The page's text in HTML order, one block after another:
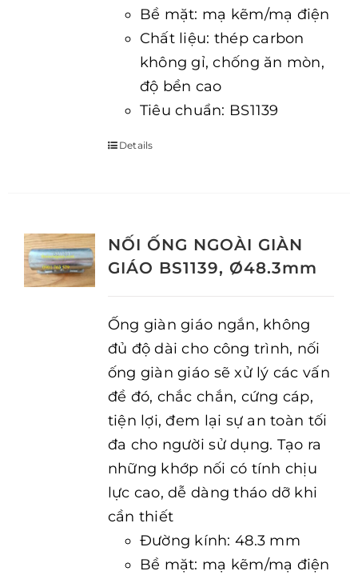
Bề mặt: mạ kẽm/mạ điện
Chất liệu: thép carbon
không gỉ, chống ăn mòn,
độ bền cao
Tiêu chuẩn: BS1139
Details
NỐI ỐNG NGOÀI GIÀN
GIÁO BS1139, Ø48.3mm
Ống giàn giáo ngắn, không
đủ độ dài cho công trình, nối
ống giàn giáo sẽ xử lý các vấn
đề đó, chắc chắn, cứng cáp,
tiện lợi, đem lại sự an toàn tối
đa cho người sử dụng. Tạo ra
những khớp nối có tính chịu
lực cao, dễ dàng tháo dỡ khi
cần thiết
Đường kính: 48.3 mm
Bề mặt: mạ kẽm/mạ điện